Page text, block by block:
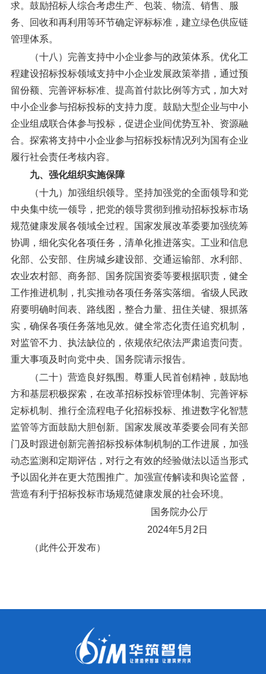
求。鼓励招标人综合考虑生产、包装、物流、销售、服
务、回收和再利用等环节确定评标标准，建立绿色供应链
管理体系。
（十八）完善支持中小企业参与的政策体系。 优化工
程建设招标投标领域支持中小企业发展政策举措，通过预
留份额、完善评标标准、提高首付款比例等方式，加大对
中小企业参与招标投标的支持力度。鼓励大型企业与中小
企业组成联合体参与投标，促进企业间优势互补、资源融
合。探索将支持中小企业参与招标投标情况列为国有企业
履行社会责任考核内容。
九、强化组织实施保障
（十九）加强组织领导。 坚持加强党的全面领导和党
中央集中统一领导，把党的领导贯彻到推动招标投标市场
规范健康发展各领域全过程。国家发展改革委要加强统筹
协调，细化实化各项任务，清单化推进落实。工业和信息
化部、公安部、住房城乡建设部、交通运输部、水利部、
农业农村部、商务部、国务院国资委等要根据职责，健全
工作推进机制，扎实推动各项任务落实落细。省级人民政
府要明确时间表、路线图，整合力量、扭住关键、狠抓落
实，确保各项任务落地见效。健全常态化责任追究机制，
对监管不力、执法缺位的，依规依纪依法严肃追责问责。
重大事项及时向党中央、国务院请示报告。
（二十）营造良好氛围。 尊重人民首创精神，鼓励地
方和基层积极探索，在改革招标投标管理体制、完善评标
定标机制、推行全流程电子化招标投标、推进数字化智慧
监管等方面鼓励大胆创新。国家发展改革委要会同有关部
门及时跟进创新完善招标投标体制机制的工作进展，加强
动态监测和定期评估，对行之有效的经验做法以适当形式
予以固化并在更大范围推广。加强宣传解读和舆论监督，
营造有利于招标投标市场规范健康发展的社会环境。
国务院办公厅
2024年5月2日
（此件公开发布）